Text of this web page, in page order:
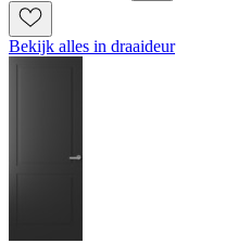
Bekijk alles in draaideur